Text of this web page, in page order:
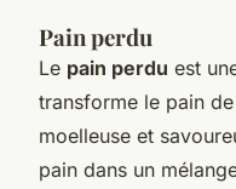
Pain perdu
Le pain perdu est
transforme le pain
moelleuse et
pain dans un